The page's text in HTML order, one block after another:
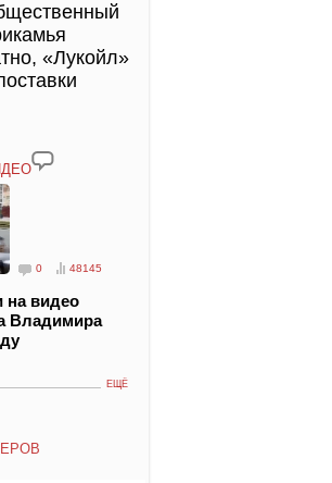
«Лукойл»
0 48145
на видео
Владимира
ЕЩЁ